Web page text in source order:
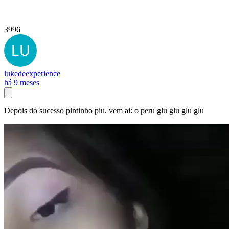
3996
lukedeexperience
há 9 meses
Depois do sucesso pintinho piu, vem ai: o peru glu glu glu glu